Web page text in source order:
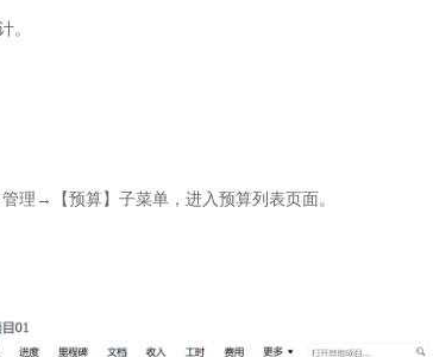
。
理→【预算】子菜单，进入预算列表页面。